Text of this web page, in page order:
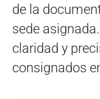
de la
sede
claridad y
consignados